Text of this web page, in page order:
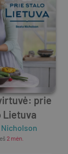
prie
Lietuva
2 mėn.